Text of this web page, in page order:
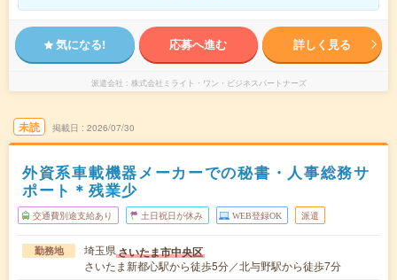
気になる! 応募へ進む 詳しく見る
派遣会社 株式会社ミライト・ワン・ビジネスパートナーズ
未読 掲載日 2026/07/30
外資系車載機器メーカーでの秘書・人事総務サ
ポート＊残業少
交通費別途支給あり 土日祝日が休み WEB登録OK 派遣
勤務地 埼玉県さいたま市中央区
さいたま新都心駅から徒歩5分／北与野駅から徒歩7分